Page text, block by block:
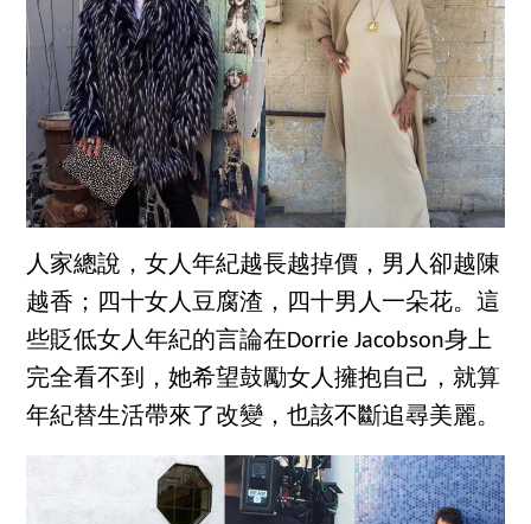
人家總說，女人年紀越長越掉價，男人卻越陳
越香；四十女人豆腐渣，四十男人一朵花。這
些貶低女人年紀的言論在Dorrie Jacobson身上
完全看不到，她希望鼓勵女人擁抱自己，就算
年紀替生活帶來了改變，也該不斷追尋美麗。